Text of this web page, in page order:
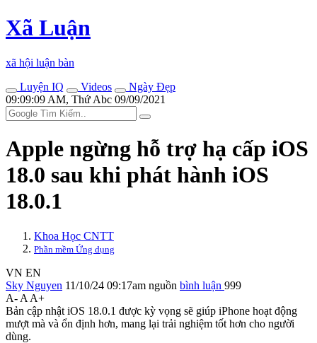
Xã Luận
xã hội luận bàn
Luyện IQ
Videos
Ngày Đẹp
09:09:09 AM, Thứ Abc 09/09/2021
Apple ngừng hỗ trợ hạ cấp iOS
18.0 sau khi phát hành iOS
18.0.1
Khoa Học CNTT
Phần mềm Ứng dụng
VN EN
Sky Nguyen 11/10/24 09:17am nguồn bình luận 999
A- A A+
Bản cập nhật iOS 18.0.1 được kỳ vọng sẽ giúp iPhone hoạt động
mượt mà và ổn định hơn, mang lại trải nghiệm tốt hơn cho người
dùng.